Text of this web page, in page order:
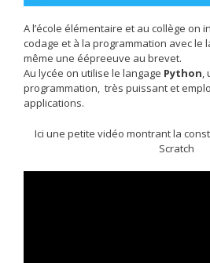
A l’école élémentaire et au collège on
codage et à la programmation avec le
même une éépreeuve au brevet.
Au lycée on utilise le langage Python,
programmation, très puissant et
applications.
Ici une petite vidéo montrant la
Scratch